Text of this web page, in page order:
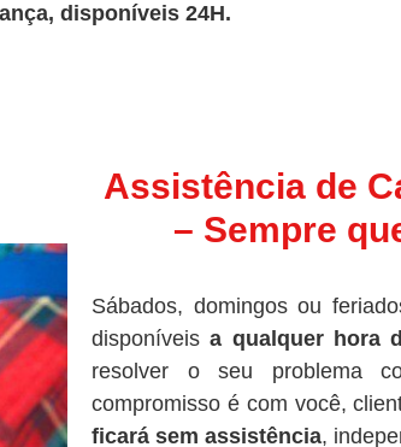
disponíveis 24H.
Assistência de
– Sempre
Sábados, domingos ou
disponíveisa qualquer hora
resolver o seu problema
compromisso é com você,
ficará sem assistência,